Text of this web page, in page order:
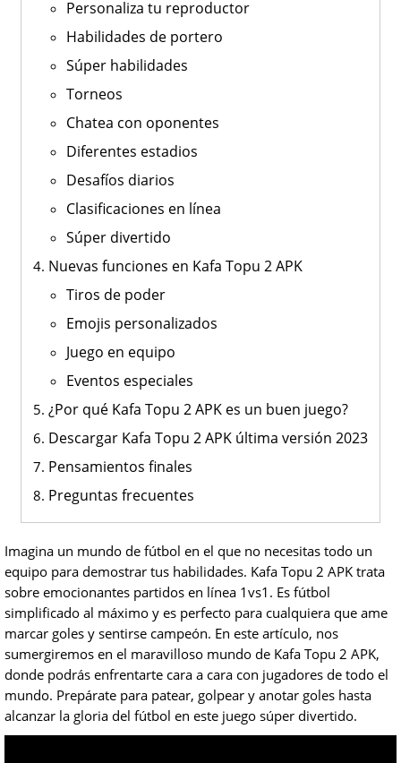
Personaliza tu reproductor
Habilidades de portero
Súper habilidades
Torneos
Chatea con oponentes
Diferentes estadios
Desafíos diarios
Clasificaciones en línea
Súper divertido
Nuevas funciones en Kafa Topu 2 APK
Tiros de poder
Emojis personalizados
Juego en equipo
Eventos especiales
¿Por qué Kafa Topu 2 APK es un buen juego?
Descargar Kafa Topu 2 APK última versión 2023
Pensamientos finales
Preguntas frecuentes
Imagina un mundo de fútbol en el que no necesitas todo un
equipo para demostrar tus habilidades. Kafa Topu 2 APK trata
sobre emocionantes partidos en línea 1vs1. Es fútbol
simplificado al máximo y es perfecto para cualquiera que ame
marcar goles y sentirse campeón. En este artículo, nos
sumergiremos en el maravilloso mundo de Kafa Topu 2 APK,
donde podrás enfrentarte cara a cara con jugadores de todo el
mundo. Prepárate para patear, golpear y anotar goles hasta
alcanzar la gloria del fútbol en este juego súper divertido.